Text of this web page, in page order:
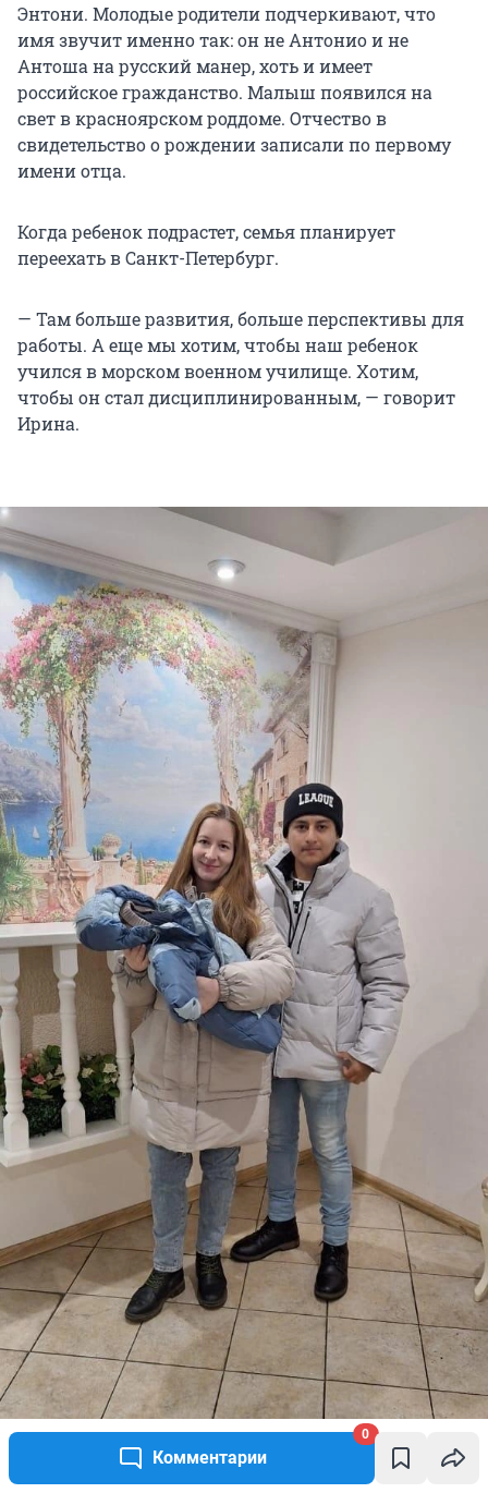
Комментарии
0
Энтони. Молодые родители подчеркивают, что
имя звучит именно так: он не Антонио и не
Антоша на русский манер, хоть и имеет
российское гражданство. Малыш появился на
свет в красноярском роддоме. Отчество в
свидетельство о рождении записали по первому
имени отца.
Когда ребенок подрастет, семья планирует
переехать в Санкт-Петербург.
— Там больше развития, больше перспективы для
работы. А еще мы хотим, чтобы наш ребенок
учился в морском военном училище. Хотим,
чтобы он стал дисциплинированным, — говорит
Ирина.